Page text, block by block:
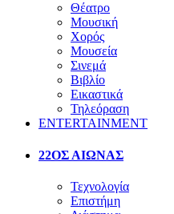
Θέατρο
Μουσική
Χορός
Μουσεία
Σινεμά
Βιβλίο
Εικαστικά
Τηλεόραση
ENTERTAINMENT
22ΟΣ ΑΙΩΝΑΣ
Τεχνολογία
Επιστήμη